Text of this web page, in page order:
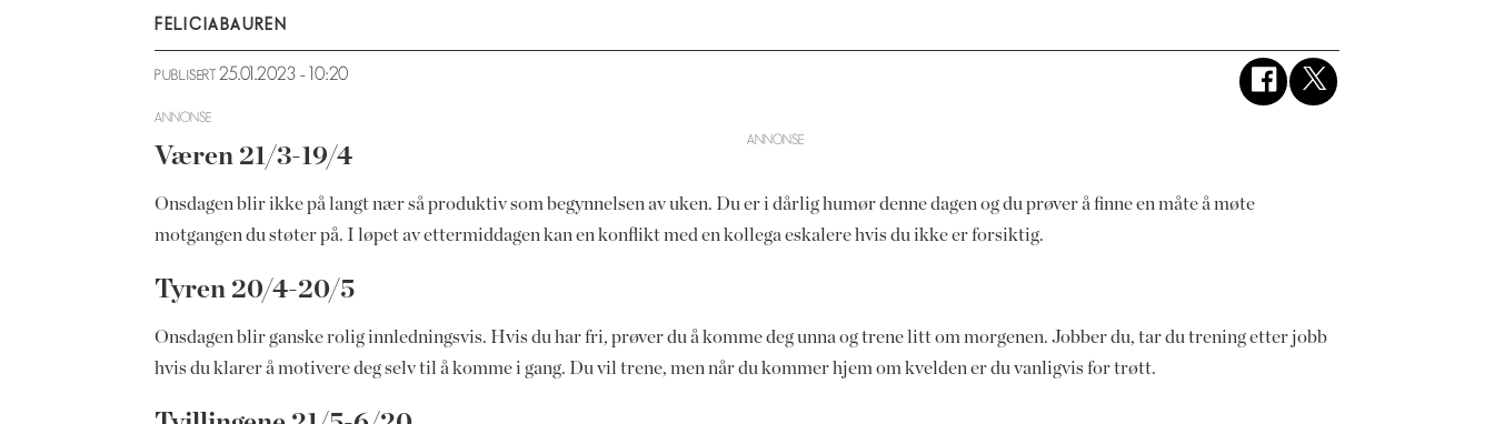
FELICIABAUREN
PUBLISERT 25.01.2023 - 10:20
ANNONSE
Væren 21/3-19/4
Onsdagen blir ikke på langt nær så produktiv som begynnelsen av uken. Du er i dårlig humør denne dagen og du prøver å finne en måte å møte
motgangen du støter på. I løpet av ettermiddagen kan en konflikt med en kollega eskalere hvis du ikke er forsiktig.
Tyren 20/4-20/5
Onsdagen blir ganske rolig innledningsvis. Hvis du har fri, prøver du å komme deg unna og trene litt om morgenen. Jobber du, tar du trening etter jobb
hvis du klarer å motivere deg selv til å komme i gang. Du vil trene, men når du kommer hjem om kvelden er du vanligvis for trøtt.